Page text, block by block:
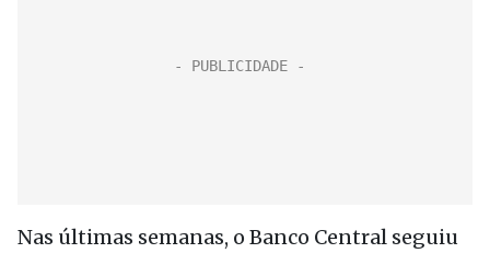
Nas últimas semanas, o Banco Central seguiu